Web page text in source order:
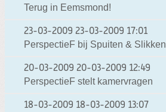
Terug in Eemsmond!
23-03-2009 23-03-2009 17:01
PerspectieF bij Spuiten & Slikken
20-03-2009 20-03-2009 12:49
PerspectieF stelt kamervragen
18-03-2009 18-03-2009 13:07